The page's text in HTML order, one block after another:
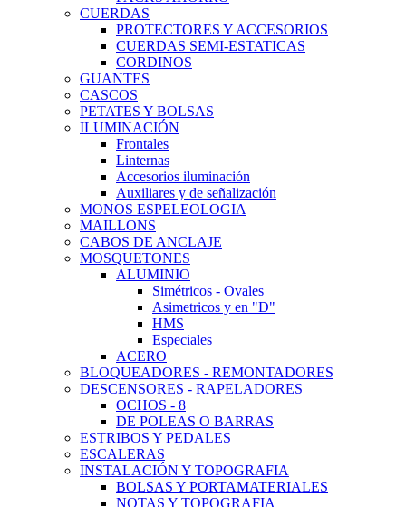
CUERDAS
PROTECTORES Y ACCESORIOS
CUERDAS SEMI-ESTATICAS
CORDINOS
GUANTES
CASCOS
PETATES Y BOLSAS
ILUMINACIÓN
Frontales
Linternas
Accesorios iluminación
Auxiliares y de señalización
MONOS ESPELEOLOGIA
MAILLONS
CABOS DE ANCLAJE
MOSQUETONES
ALUMINIO
Simétricos - Ovales
Asimetricos y en "D"
HMS
Especiales
ACERO
BLOQUEADORES - REMONTADORES
DESCENSORES - RAPELADORES
OCHOS - 8
DE POLEAS O BARRAS
ESTRIBOS Y PEDALES
ESCALERAS
INSTALACIÓN Y TOPOGRAFIA
BOLSAS Y PORTAMATERIALES
NOTAS Y TOPOGRAFIA